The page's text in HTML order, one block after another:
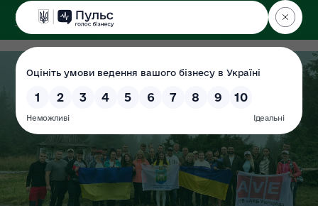
ДЕРЖЕКОІНСПЕКЦІЯ
у Закарпатській області